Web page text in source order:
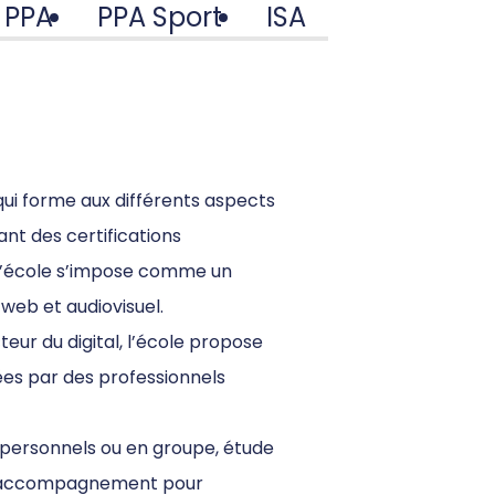
PPA PPA Sport ISA
forme aux différents aspects
des certifications
s’impose comme un
et audiovisuel.
du digital, l’école propose
par des professionnels
ou en groupe, étude
pour